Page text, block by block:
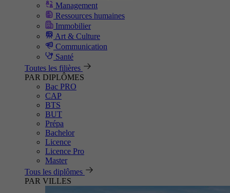
Management
Ressources humaines
Immobilier
Art & Culture
Communication
Santé
Toutes les filières
PAR DIPLÔMES
Bac PRO
CAP
BTS
BUT
Prépa
Bachelor
Licence
Licence Pro
Master
Tous les diplômes
PAR VILLES